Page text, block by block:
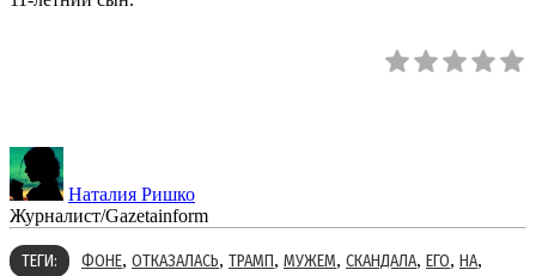
Наталия Ришко
Журналист/Gazetainform
ТЕГИ: ФОНЕ, ОТКАЗАЛАСЬ, ТРАМП, МУЖЕМ, СКАНДАЛА, ЕГО, НА,